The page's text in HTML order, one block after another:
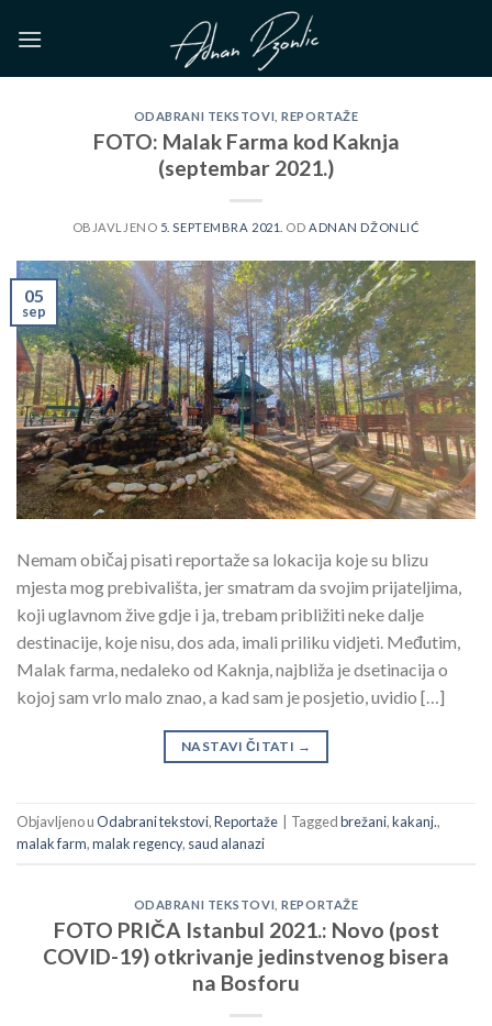
ODABRANI TEKSTOVI ,REPORTAŽE
FOTO: Malak Farma kod Kaknja
(septembar 2021.)
OBJAVLJENO 5. SEPTEMBRA 2021. OD ADNAN DŽONLIĆ
05
sep
Nemam običaj pisati reportaže sa lokacija koje su blizu
mjesta mog prebivališta, jer smatram da svojim prijateljima,
koji uglavnom žive gdje i ja, trebam približiti neke dalje
destinacije, koje nisu, dos ada, imali priliku vidjeti. Međutim,
Malak farma, nedaleko od Kaknja, najbliža je dsetinacija o
kojoj sam vrlo malo znao, a kad sam je posjetio, uvidio […]
NASTAVI ČITATI →
Objavljeno uOdabrani tekstovi,Reportaže Taggedbrežani,kakanj.,
malak farm,malak regency, saud alanazi
ODABRANI TEKSTOVI ,REPORTAŽE
FOTO PRIČA Istanbul 2021.: Novo (post
COVID-19) otkrivanje jedinstvenog bisera
na Bosforu